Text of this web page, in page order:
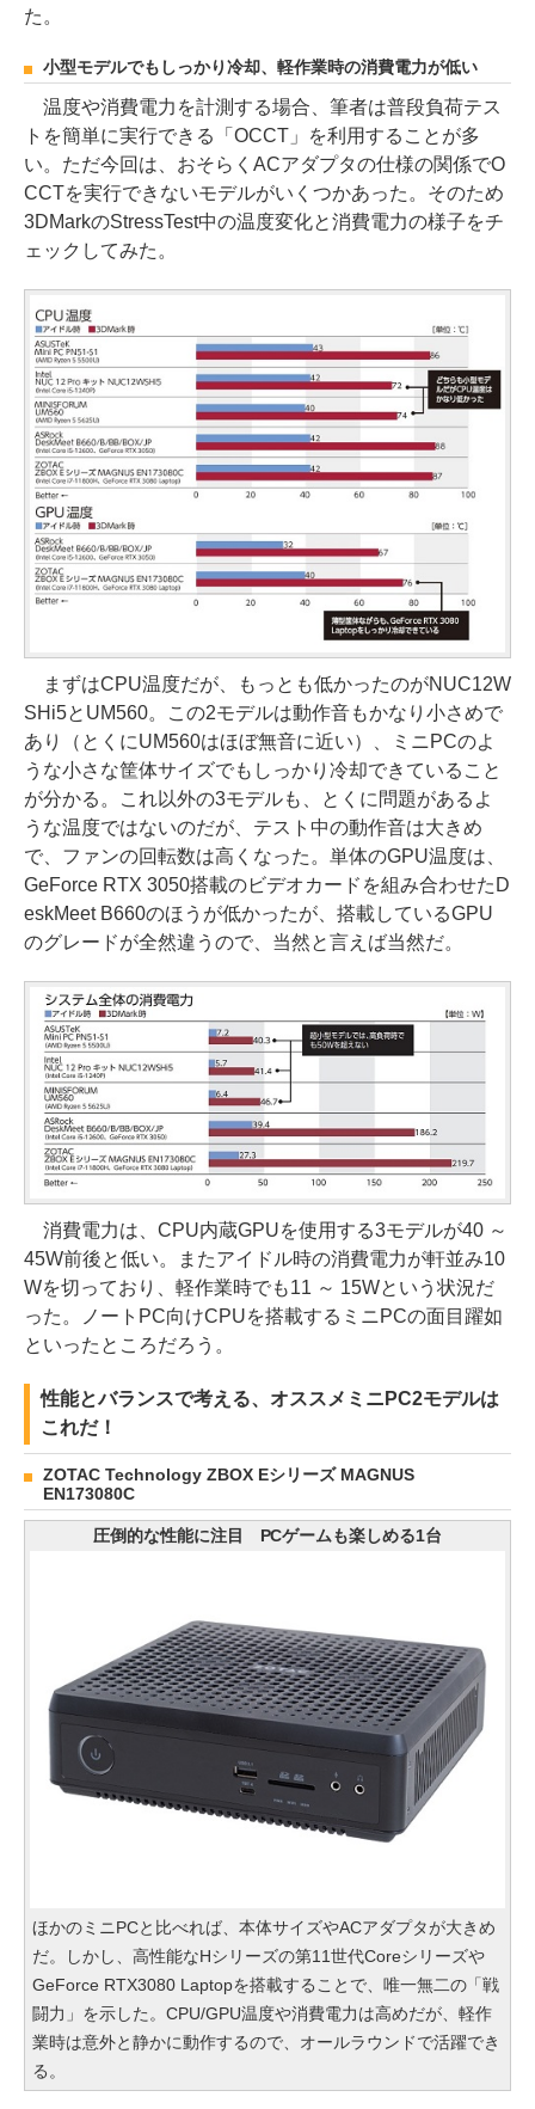
た。
小型モデルでもしっかり冷却、軽作業時の消費電力が低い
温度や消費電力を計測する場合、筆者は普段負荷テス
トを簡単に実行できる「OCCT」を利用することが多
い。ただ今回は、おそらくACアダプタの仕様の関係でO
CCTを実行できないモデルがいくつかあった。そのため
3DMarkのStressTest中の温度変化と消費電力の様子をチ
ェックしてみた。
まずはCPU温度だが、もっとも低かったのがNUC12W
SHi5とUM560。この2モデルは動作音もかなり小さめで
あり（とくにUM560はほぼ無音に近い）、ミニPCのよ
うな小さな筐体サイズでもしっかり冷却できていること
が分かる。これ以外の3モデルも、とくに問題があるよ
うな温度ではないのだが、テスト中の動作音は大きめ
で、ファンの回転数は高くなった。単体のGPU温度は、
GeForce RTX 3050搭載のビデオカードを組み合わせたD
eskMeet B660のほうが低かったが、搭載しているGPU
のグレードが全然違うので、当然と言えば当然だ。
消費電力は、CPU内蔵GPUを使用する3モデルが40 ～
45W前後と低い。またアイドル時の消費電力が軒並み10
Wを切っており、軽作業時でも11 ～ 15Wという状況だ
った。ノートPC向けCPUを搭載するミニPCの面目躍如
といったところだろう。
性能とバランスで考える、オススメミニPC2モデルは
これだ！
ZOTAC Technology ZBOX Eシリーズ MAGNUS
EN173080C
圧倒的な性能に注目 PCゲームも楽しめる1台
ほかのミニPCと比べれば、本体サイズやACアダプタが大きめ
だ。しかし、高性能なHシリーズの第11世代Coreシリーズや
GeForce RTX3080 Laptopを搭載することで、唯一無二の「戦
闘力」を示した。CPU/GPU温度や消費電力は高めだが、軽作
業時は意外と静かに動作するので、オールラウンドで活躍でき
る。